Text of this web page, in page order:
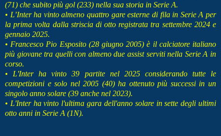
(71) che subito più gol (233) nella sua storia in Serie A.
• L’Inter ha vinto almeno quattro gare esterne di fila in Serie A per
la prima volta dalla striscia di otto registrata tra settembre 2024 e
gennaio 2025.
• Francesco Pio Esposito (28 giugno 2005) è il calciatore italiano
più giovane tra quelli con almeno due assist serviti nella Serie A in
corso.
• L'Inter ha vinto 39 partite nel 2025 considerando tutte le
competizioni e solo nel 2005 (40) ha ottenuto più successi in un
singolo anno solare (39 anche nel 2023).
• L'Inter ha vinto l'ultima gara dell'anno solare in sette degli ultimi
otto anni in Serie A (1N).